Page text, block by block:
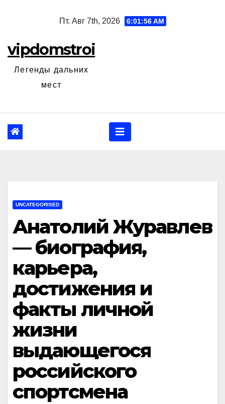
Пт. Авг 7th, 2026 6:01:57 AM
vipdomstroi
Легенды дальних
мест
UNCATEGORISED
Анатолий Журавлев
— биография,
карьера,
достижения и
факты личной
жизни
выдающегося
российского
спортсмена